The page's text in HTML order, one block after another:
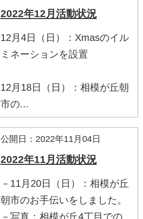
2022年12月活動状況
12月4日（日）：Xmasのイル
ミネーションを設置
12月18日（日）：相模が丘朝
市の...
公開日：2022年11月04日
2022年11月活動状況
－11月20日（日）：相模が丘
朝市のお手伝いをしました。
－写真：相模が丘4丁目での